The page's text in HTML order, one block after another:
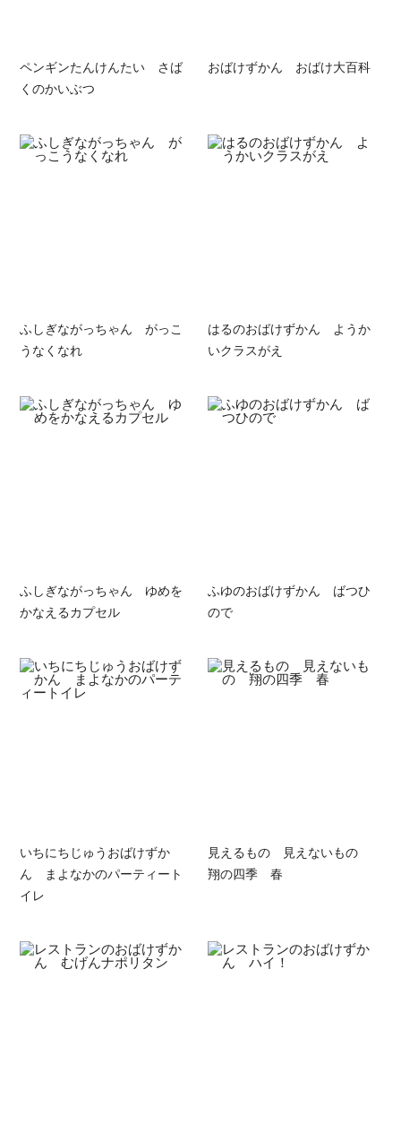
ペンギンたんけんたい さば
くのかいぶつ
おばけずかん おばけ大百科
ふしぎながっちゃん がっこ
うなくなれ
はるのおばけずかん ようか
いクラスがえ
ふしぎながっちゃん ゆめを
かなえるカプセル
ふゆのおばけずかん ばつひ
ので
いちにちじゅうおばけずか
ん まよなかのパーティート
イレ
見えるもの 見えないもの
翔の四季 春